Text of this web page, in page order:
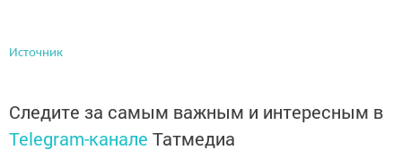
Источник
Следите за самым важным и интересным в
Telegram-канале Татмедиа